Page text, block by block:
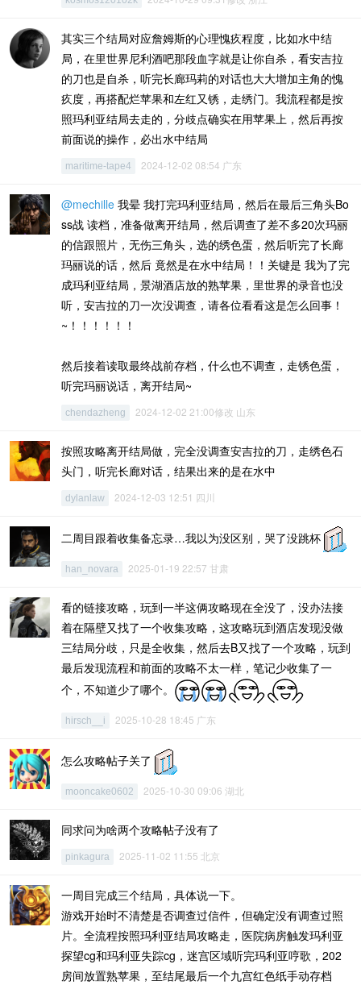
其实三个结局对应詹姆斯的心理愧疚程度，比如水中结
局，在里世界尼利酒吧那段血字就是让你自杀，看安吉拉
的刀也是自杀，听完长廊玛莉的对话也大大增加主角的愧
疚度，再搭配烂苹果和左红又锈，走绣门。我流程都是按
照玛利亚结局去走的，分歧点确实在用苹果上，然后再按
前面说的操作，必出水中结局
maritime-tape4 2024-12-02 08:54 广东
@mechille 我晕 我打完玛利亚结局，然后在最后三角头Bo
ss战 读档，准备做离开结局，然后调查了差不多20次玛丽
的信跟照片，无伤三角头，选的绣色蛋，然后听完了长廊
玛丽说的话，然后 竟然是在水中结局！！关键是 我为了完
成玛利亚结局，景湖酒店放的熟苹果，里世界的录音也没
听，安吉拉的刀一次没调查，请各位看看这是怎么回事！
~！！！！！！
然后接着读取最终战前存档，什么也不调查，走锈色蛋，
听完玛丽说话，离开结局~
chendazheng 2024-12-02 21:00修改 山东
按照攻略离开结局做，完全没调查安吉拉的刀，走绣色石
头门，听完长廊对话，结果出来的是在水中
dylanlaw 2024-12-03 12:51 四川
二周目跟着收集备忘录…我以为没区别，哭了没跳杯
han_novara 2025-01-19 22:57 甘肃
看的链接攻略，玩到一半这俩攻略现在全没了，没办法接
着在隔壁又找了一个收集攻略，这攻略玩到酒店发现没做
三结局分歧，只是全收集，然后去B又找了一个攻略，玩到
最后发现流程和前面的攻略不太一样，笔记少收集了一
个，不知道少了哪个。
hirsch__i 2025-10-28 18:45 广东
怎么攻略帖子关了
mooncake0602 2025-10-30 09:06 湖北
同求问为啥两个攻略帖子没有了
pinkagura 2025-11-02 11:55 北京
一周目完成三个结局，具体说一下。
游戏开始时不清楚是否调查过信件，但确定没有调查过照
片。全流程按照玛利亚结局攻略走，医院病房触发玛利亚
探望cg和玛利亚失踪cg，迷宫区域听完玛利亚哼歌，202
房间放置熟苹果，至结尾最后一个九宫红色纸手动存档